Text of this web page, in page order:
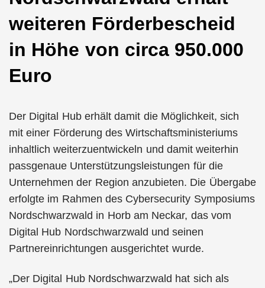
weiteren Förderbescheid
in Höhe von circa 950.000
Euro
Der Digital Hub erhält damit die Möglichkeit, sich
mit einer Förderung des Wirtschaftsministeriums
inhaltlich weiterzuentwickeln und damit weiterhin
passgenaue Unterstützungsleistungen für die
Unternehmen der Region anzubieten. Die Übergabe
erfolgte im Rahmen des Cybersecurity Symposiums
Nordschwarzwald in Horb am Neckar, das vom
Digital Hub Nordschwarzwald und seinen
Partnereinrichtungen ausgerichtet wurde.
„Der Digital Hub Nordschwarzwald hat sich als